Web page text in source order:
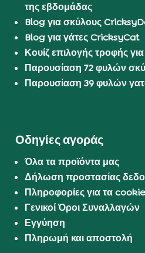
της εβδομάδας
Blog για σκύλους
Blog για γάτες CricksyCat
Κουίζ επιλογής τροφής
Παρουσίαση 72 φυλών
Παρουσίαση 39 φυλών
Οδηγίες αγοράς
Όλα τα προϊόντα μας
Δήλωση προστασίας
Πληροφορίες για τα
Γενικοί Όροι Συναλλαγών
Εγγύηση
Πληρωμή και αποστολή